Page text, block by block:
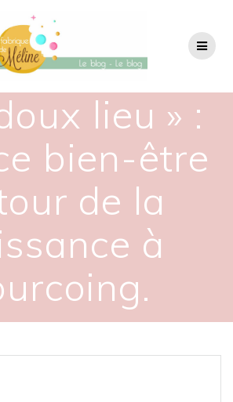
contenu
lieu » :
bien-être
de la
à